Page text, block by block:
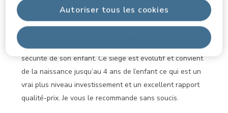
Autoriser tous les cookies
ventilation intégré et surtout le rembourrage du siège
qui rend les voyages beaucoup plus confortable pour
n’est pas un frein lorsqu’on exige le meilleur pour la
sécurité de son enfant. Ce siège est évolutif et convient
de la naissance jusqu’au 4 ans de l’enfant ce qui est un
vrai plus niveau investissement et un excellent rapport
qualité-prix. Je vous le recommande sans soucis.